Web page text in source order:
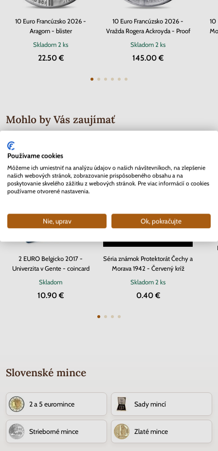
10 Euro Francúzsko 2026 -
Aragorn - blister
Skladom2 ks
22.50 €
10 Euro Francúzsko 2026 -
Vražda Rogera Ackroyda - Proof
Skladom2 ks
145.00 €
10
Mohlo by Vás zaujímať
2 EURO Belgicko 2017 -
Univerzita v Gente - coincard
Skladom
10.90 €
Séria známok Protektorát Čechy a
Morava 1942 - Červený kríž
Skladom2 ks
0.40 €
Slovenské mince
2 a 5 euromince Sady mincí
Strieborné mince Zlaté mince
Používame cookies
Môžeme ich umiestniť na analýzu údajov o našich návštevníkoch, na zlepšenie
našich webových stránok, zobrazovanie prispôsobeného obsahu a na
poskytovanie skvelého zážitku z webových stránok. Pre viac informácií o cookies
používame otvorené nastavenia.
Nie, uprav Ok, pokračujte